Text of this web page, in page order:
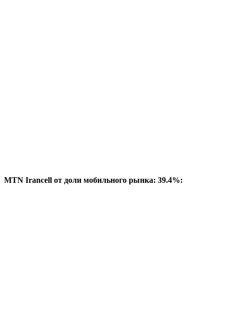
MTN Irancell от доли мобильного рынка: 39.4%: